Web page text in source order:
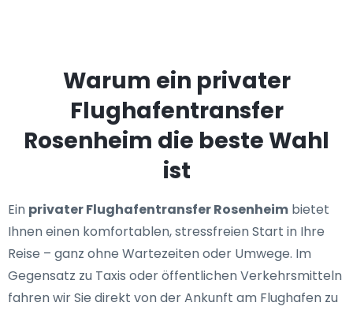
Warum ein privater
Flughafentransfer
Rosenheim die beste Wahl
ist
Ein privater Flughafentransfer Rosenheim bietet
Ihnen einen komfortablen, stressfreien Start in Ihre
Reise – ganz ohne Wartezeiten oder Umwege. Im
Gegensatz zu Taxis oder öffentlichen Verkehrsmitteln
fahren wir Sie direkt von der Ankunft am Flughafen zu